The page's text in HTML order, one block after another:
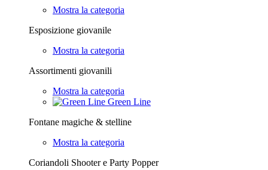
Mostra la categoria
Esposizione giovanile
Mostra la categoria
Assortimenti giovanili
Mostra la categoria
Green Line
Fontane magiche & stelline
Mostra la categoria
Coriandoli Shooter e Party Popper